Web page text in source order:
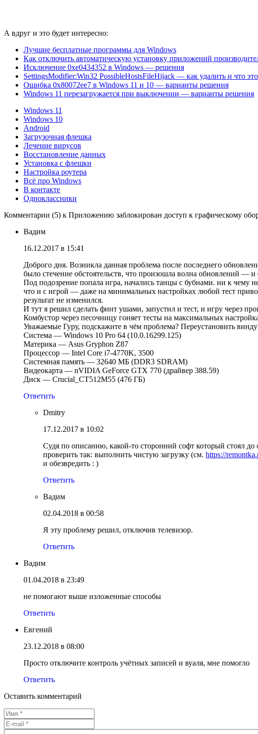
А вдруг и это будет интересно:
Лучшие бесплатные программы для Windows
Как отключить автоматическую установку приложений
Исключение 0xe0434352 в Windows — решения
SettingsModifier:Win32 PossibleHostsFileHijack — как удалить и что это
Ошибка 0x80072ee7 в Windows 11 и 10 — варианты решения
Windows 11 перезагружается при выключении — варианты решения
Windows 11
Windows 10
Android
Загрузочная флешка
Лечение вирусов
Восстановление данных
Установка с флешки
Настройка роутера
Всё про Windows
В контакте
Одноклассники
Комментарии (5) к Приложению заблокирован доступ к графическому
Вадим
16.12.2017 в 15:41
Доброго дня. Возникла данная проблема после последнего
было стечение обстоятельств, что произошла волна обновлений —
Под подозрение попала игра, начались танцы с бубнами. ни к чему
что и с игрой — даже на минимальных настройках любой тест
результат не изменился.
И тут я решил сделать финт ушами, запустил и тест, и игру через
Комбустор через песочницу гоняет тесты на максимальных
Уважаемые Гуру, подскажите в чём проблема? Переустановить
Система — Windows 10 Pro 64 (10.0.16299.125)
Материка — Asus Gryphon Z87
Процессор — Intel Core i7-4770K, 3500
Системная память — 32640 МБ (DDR3 SDRAM)
Видеокарта — nVIDIA GeForce GTX 770 (драйвер 388.59)
Диск — Crucial_CT512M55 (476 ГБ)
Ответить
Dmitry
17.12.2017 в 10:02
Судя по описанию, какой-то сторонний софт который стоял
проверить так: выполнить чистую загрузку (см. https://
и обезвредить : )
Ответить
Вадим
02.04.2018 в 00:58
Я эту проблему решил, отключив телевизор.
Ответить
Вадим
01.04.2018 в 23:49
не помогают выше изложенные способы
Ответить
Евгений
23.12.2018 в 08:00
Просто отключите контроль учётных записей и вуаля, мне помогло
Ответить
Оставить комментарий